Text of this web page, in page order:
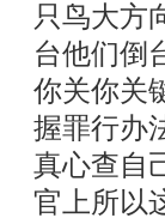
只鸟大方
台他们倒
你关你关
握罪行办
真心查自
官上所以